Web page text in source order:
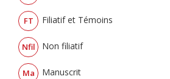
FT Filiatif et Témoins
Nfil Non filiatif
Ma Manuscrit